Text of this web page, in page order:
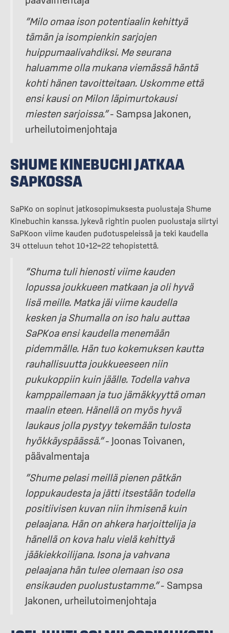
”Milo omaa ison potentiaalin kehittyä
tämän ja isompienkin sarjojen
huippumaalivahdiksi. Me seurana
haluamme olla mukana viemässä häntä
kohti hänen tavoitteitaan. Uskomme että
ensi kausi on Milon läpimurtokausi
miesten sarjoissa.”– Sampsa Jakonen,
urheilutoimenjohtaja
SHUME KINEBUCHI JATKAA
SAPKOSSA
SaPKo on sopinut jatkosopimuksesta puolustaja Shume
Kinebuchin kanssa. Jykevä rightin puolen puolustaja siirtyi
SaPKoon viime kauden pudotuspeleissä ja teki kaudella
34 otteluun tehot 10+12=22 tehopistettä.
”Shuma tuli hienosti viime kauden
lopussa joukkueen matkaan ja oli hyvä
lisä meille. Matka jäi viime kaudella
kesken ja Shumalla on iso halu auttaa
SaPKoa ensi kaudella menemään
pidemmälle. Hän tuo kokemuksen kautta
rauhallisuutta joukkueeseen niin
pukukoppiin kuin jäälle. Todella vahva
kamppailemaan ja tuo jämäkkyyttä oman
maalin eteen. Hänellä on myös hyvä
laukaus jolla pystyy tekemään tulosta
hyökkäyspäässä.”– Joonas Toivanen,
päävalmentaja
”Shume pelasi meillä pienen pätkän
loppukaudesta ja jätti itsestään todella
positiivisen kuvan niin ihmisenä kuin
pelaajana. Hän on ahkera harjoittelija ja
hänellä on kova halu vielä kehittyä
jääkiekkoilijana. Isona ja vahvana
pelaajana hän tulee olemaan iso osa
ensikauden puolustustamme.”– Sampsa
Jakonen, urheilutoimenjohtaja